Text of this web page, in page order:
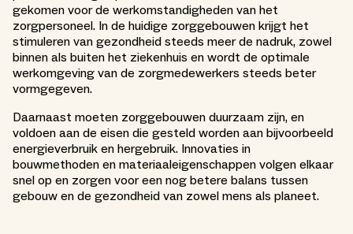
gekomen voor de werkomstandigheden van het
zorgpersoneel. In de huidige zorggebouwen krijgt het
stimuleren van gezondheid steeds meer de nadruk, zowel
binnen als buiten het ziekenhuis en wordt de optimale
werkomgeving van de zorgmedewerkers steeds beter
vormgegeven.
Daarnaast moeten zorggebouwen duurzaam zijn, en
voldoen aan de eisen die gesteld worden aan bijvoorbeeld
energieverbruik en hergebruik. Innovaties in
bouwmethoden en materiaaleigenschappen volgen elkaar
snel op en zorgen voor een nog betere balans tussen
gebouw en de gezondheid van zowel mens als planeet.